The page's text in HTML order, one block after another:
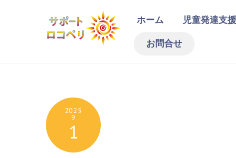
ホーム 児童発達支援
お問合せ
2025
9
1